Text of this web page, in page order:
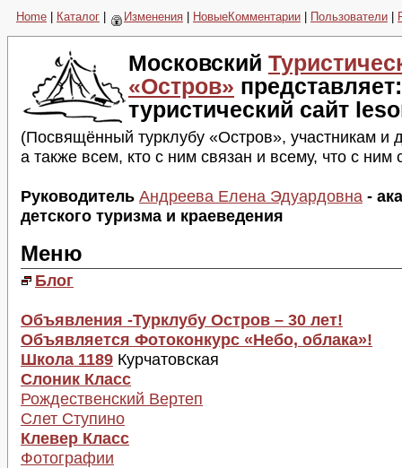
Home Каталог Изменения НовыеКомментарии Пользователи
Московский
«Остров»
туристический сайт
(Посвящённый турклубу «Остров», участникам и
а также всем, кто с ним связан и всему, что с ним
Руководитель Андреева Елена Эдуардовна -
детского туризма и краеведения
Меню
Блог
Объявления -Турклубу Остров – 30 лет!
Объявляется Фотоконкурс «Небо, облака»!
Школа 1189 Курчатовская
Слоник Класс
Рождественский Вертеп
Слет Ступино
Клевер Класс
Фотографии